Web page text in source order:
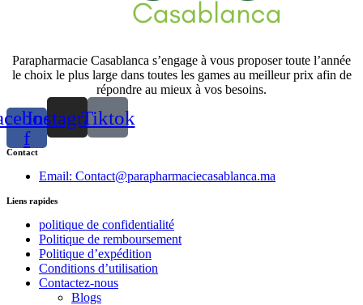
Parapharmacie Casablanca s’engage à vous proposer toute l’année
le choix le plus large dans toutes les games au meilleur prix afin de
répondre au mieux à vos besoins.
f
InstagramTiktok
Contact
Email: Contact@parapharmaciecasablanca.ma
Liens rapides
politique de confidentialité
Politique de remboursement
Politique d’expédition
Conditions d’utilisation
Contactez-nous
Blogs